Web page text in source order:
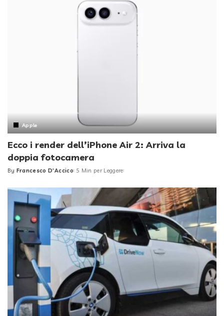
Apple
Ecco i render dell’iPhone Air 2: Arriva la
doppia fotocamera
Posted
By Francesco D'Accico 5 Min per Leggere